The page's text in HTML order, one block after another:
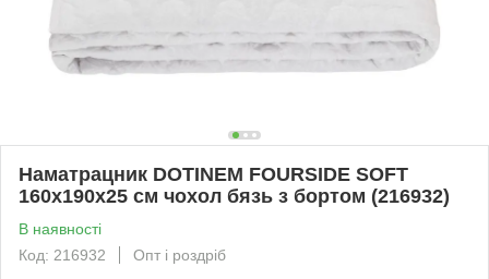
Наматрацник DOTINEM FOURSIDE SOFT
160х190х25 см чохол бязь з бортом (216932)
В наявності
Код: 216932
Опт і роздріб